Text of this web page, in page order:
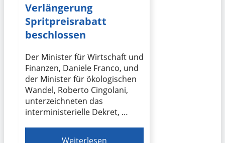
Verlängerung
Spritpreisrabatt
beschlossen
Der Minister für Wirtschaft und
Finanzen, Daniele Franco, und
der Minister für ökologischen
Wandel, Roberto Cingolani,
unterzeichneten das
interministerielle Dekret, …
Weiterlesen